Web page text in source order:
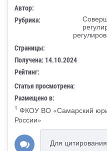
Автор:
Рубрика:
Страницы:
Получена: 14.10.2024
Рейтинг:
Статья просмотрена:
Размещено в:
1 ФКОУ ВО «Самарский
России»
Для